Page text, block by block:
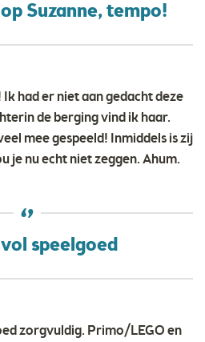
Suzanne, tempo!
had er niet aan gedacht deze
de berging vind ik haar.
mee gespeeld! Inmiddels is zij
je nu echt niet zeggen. Ahum.
speelgoed
zorgvuldig. Primo/LEGO en